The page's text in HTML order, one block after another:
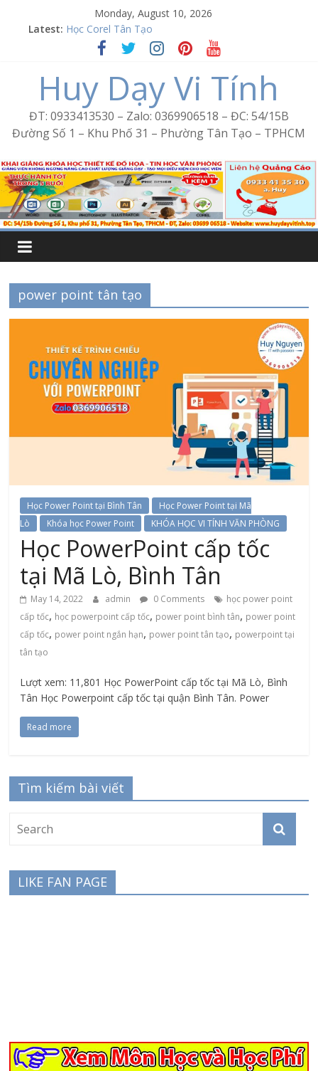
Monday, August 10, 2026
Latest:
Word Bình Trị Đông – Tin học văn phòng cấp tốc
Học Corel Tân Tạo
Cách tạo USB Boot bằng Ventoy
Excel Bình Trị Đông – Vi tính văn phòng cấp tốc
Huy Dạy Vi Tính
ĐT: 0933413530 – Zalo: 0369906518 – ĐC: 54/15B
Đường Số 1 – Khu Phố 31 – Phường Tân Tạo – TPHCM
power point tân tạo
Học Power Point tại Bình Tân
Học Power Point tại Mã
Lò
Khóa học Power Point KHÓA HỌC VI TÍNH VĂN PHÒNG
Học PowerPoint cấp tốc
tại Mã Lò, Bình Tân
May 14, 2022 admin 0 Comments
học power point
cấp tốc, học powerpoint cấp tốc, power point bình tân, power point
cấp tốc, power point ngắn hạn, power point tân tạo, powerpoint tại
tân tạo
Lượt xem: 11,801 Học PowerPoint cấp tốc tại Mã Lò, Bình
Tân Học Powerpoint cấp tốc tại quận Bình Tân. Power
Read more
Tìm kiếm bài viết
LIKE FAN PAGE